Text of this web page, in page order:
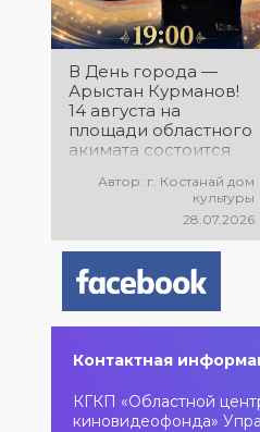
В День города —
Арыстан Курманов!
14 августа на
площади областного
акимата состоится
программа
«Айналдым атыңнан,
Қостанай»! Вас ждут
любимые песни,
яркое выступление
и праздничное
Автор: г. Костанай дом
культуры
28.07.2026
Контактная
КГКП «Областной
киновидеофонда»